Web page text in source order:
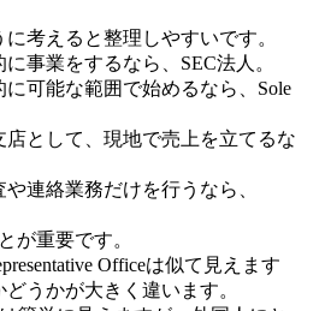
考えると整理しやすいです。
事業をするなら、SEC法人。
可能な範囲で始めるなら、Sole
店として、現地で売上を立てるな
連絡業務だけを行うなら、
が重要です。
Officeは似て見えます
うかが大きく違います。